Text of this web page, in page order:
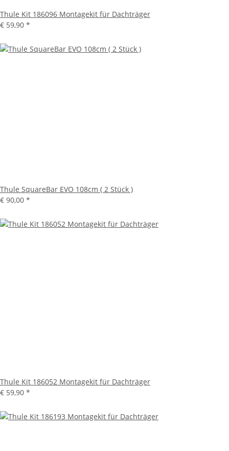
Thule Kit 186096 Montagekit für Dachträger
€ 59,90 *
Thule SquareBar EVO 108cm ( 2 Stück )
€ 90,00 *
Thule Kit 186052 Montagekit für Dachträger
€ 59,90 *